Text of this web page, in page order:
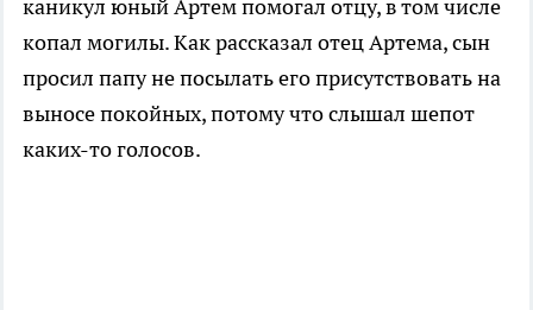
каникул юный Артем помогал отцу, в том числе
копал могилы. Как рассказал отец Артема, сын
просил папу не посылать его присутствовать на
выносе покойных, потому что слышал шепот
каких-то голосов.